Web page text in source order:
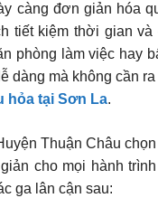
càng đơn giản hóa
tiết kiệm thời gian
phòng làm việc hay
dàng mà không cần
hỏa tại Sơn La.
Thuận Châu
cho mọi hành
ga lân cận sau: